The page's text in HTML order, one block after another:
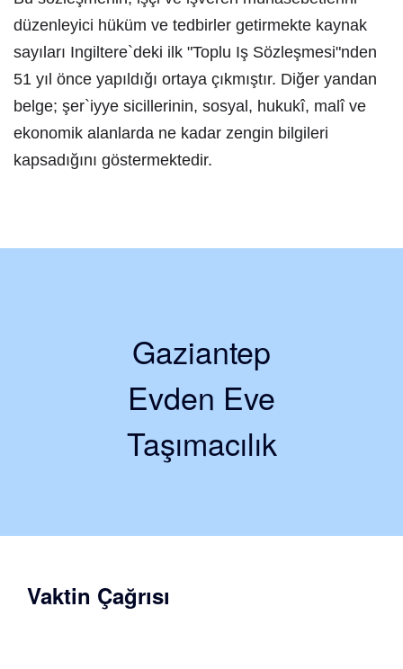
düzenleyici hüküm ve tedbirler getirmekte kaynak
sayıları Ingiltere`deki ilk "Toplu Iş Sözleşmesi"nden
51 yıl önce yapıldığı ortaya çıkmıştır. Diğer yandan
belge; şer`iyye sicillerinin, sosyal, hukukî, malî ve
ekonomik alanlarda ne kadar zengin bilgileri
kapsadığını göstermektedir.
Gaziantep
Evden Eve
Taşımacılık
Vaktin Çağrısı